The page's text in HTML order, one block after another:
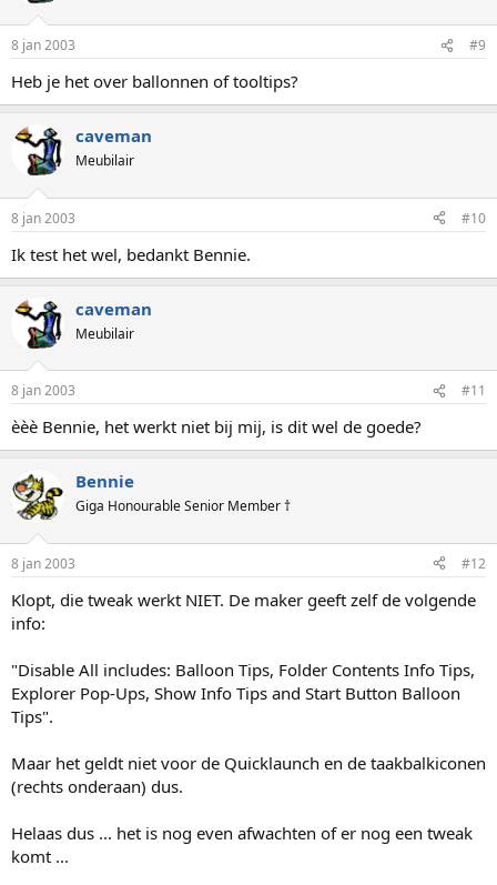
8 jan 2003 #9
Heb je het over ballonnen of tooltips?
caveman
Meubilair
8 jan 2003 #10
Ik test het wel, bedankt Bennie.
caveman
Meubilair
8 jan 2003 #11
èèè Bennie, het werkt niet bij mij, is dit wel de goede?
Bennie
Giga Honourable Senior Member †
8 jan 2003 #12
Klopt, die tweak werkt NIET. De maker geeft zelf de volgende
info:
"Disable All includes: Balloon Tips, Folder Contents Info Tips,
Explorer Pop-Ups, Show Info Tips and Start Button Balloon
Tips".
Maar het geldt niet voor de Quicklaunch en de taakbalkiconen
(rechts onderaan) dus.
Helaas dus ... het is nog even afwachten of er nog een tweak
komt ...